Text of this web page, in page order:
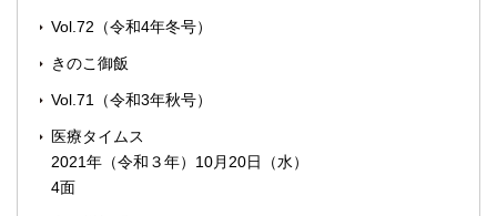
Vol.72（令和4年冬号）
きのこ御飯
Vol.71（令和3年秋号）
医療タイムス
2021年（令和３年）10月20日（水）
4面